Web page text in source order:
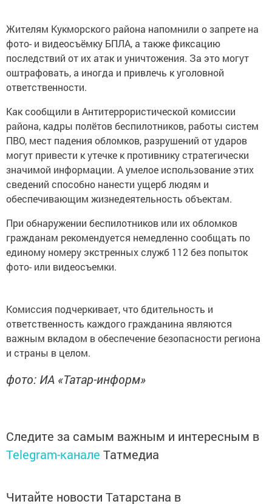
Жителям Кукморского района напомнили о запрете на
фото- и видеосъёмку БПЛА, а также фиксацию
последствий от их атак и уничтожения. За это могут
оштрафовать, а иногда и привлечь к уголовной
ответственности.
Как сообщили в Антитеррористической комиссии
района, кадры полётов беспилотников, работы систем
ПВО, мест падения обломков, разрушений от ударов
могут привести к утечке к противнику стратегически
значимой информации. А умелое использование этих
сведений способно нанести ущерб людям и
обеспечивающим жизнедеятельность объектам.
При обнаружении беспилотников или их обломков
гражданам рекомендуется немедленно сообщать по
единому номеру экстренных служб 112 без попыток
фото- или видеосъемки.
Комиссия подчеркивает, что бдительность и
ответственность каждого гражданина являются
важным вкладом в обеспечение безопасности региона
и страны в целом.
фото: ИА «Татар-информ»
Следите за самым важным и интересным в
Telegram-канале Татмедиа
Читайте новости Татарстана в